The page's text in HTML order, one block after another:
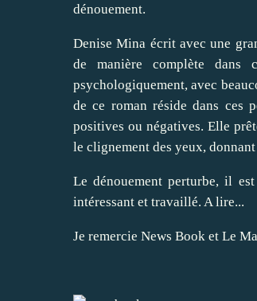
dénouement.
Denise Mina écrit avec une
de manière complète dans
psychologiquement, avec
de ce roman réside dans ces
positives ou négatives. Elle
le clignement des yeux,
Le dénouement perturbe, il
intéressant et travaillé. A lire...
Je remercie News Book et Le